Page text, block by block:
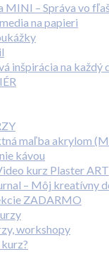
MINI – Správa vo
na papieri
inšpirácia na každý
maľba akrylom
kávou
kurz Plaster ART
– Môj kreatívny
ZADARMO
workshopy